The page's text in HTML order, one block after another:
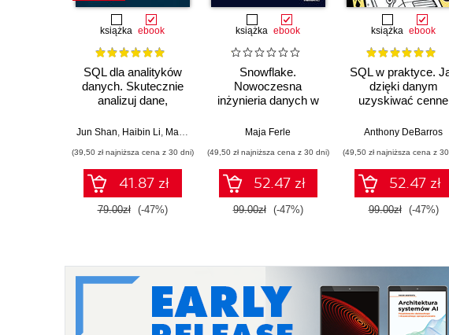
książka ebook
SQL dla analityków
danych. Skutecznie
analizuj dane,
wartościowe wnioski i
zaawansowany SQL
na potrzeby
praktycznych
zastosowań.
Wydanie IV
Jun Shan, Haibin Li, Matt Goldwasser Upom Malik Benjamin Johnston
(39,50 zł najniższa cena z 30 dni)
41.87 zł
79.00zł (-47%)
książka ebook
Snowflake.
Nowoczesna
inżynieria danych w
Maja Ferle
(49,50 zł najniższa cena z 30 dni)
52.47 zł
99.00zł (-47%)
książka ebook
SQL w praktyce.
dzięki danym
uzyskiwać cenne
II
Anthony DeBarros
(49,50 zł najniższa cena z
52.47 zł
99.00zł (-47%)